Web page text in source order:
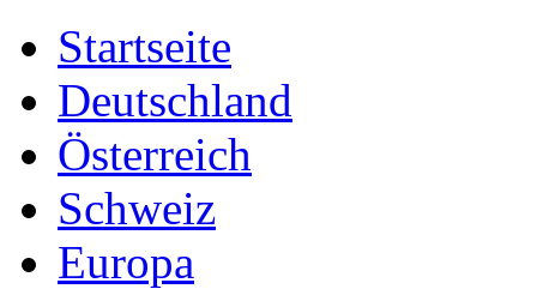
Startseite
Deutschland
Österreich
Schweiz
Europa